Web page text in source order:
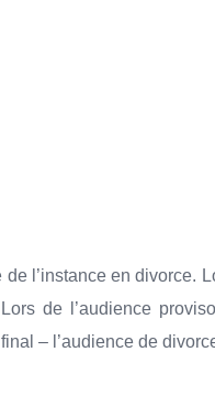
l’instance en
de l’audience
– l’audience de